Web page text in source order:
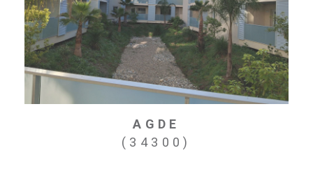
AGDE
(34300)